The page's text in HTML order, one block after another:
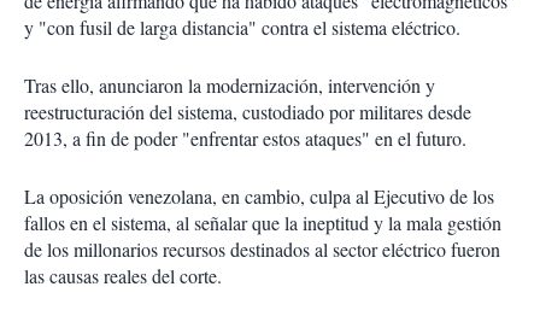
y "con fusil de larga distancia" contra el sistema eléctrico.
Tras ello, anunciaron la modernización, intervención y
reestructuración del sistema, custodiado por militares desde
2013, a fin de poder "enfrentar estos ataques" en el futuro.
La oposición venezolana, en cambio, culpa al Ejecutivo de los
fallos en el sistema, al señalar que la ineptitud y la mala gestión
de los millonarios recursos destinados al sector eléctrico fueron
las causas reales del corte.